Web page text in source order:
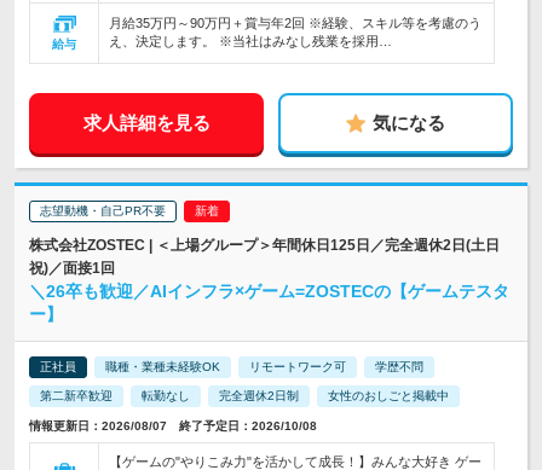
給与
月給35万円～90万円＋賞与年2回 ※経験、スキル等を考慮のう
え、決定します。 ※当社はみなし残業を採用…
求人詳細を見る 気になる
志望動機・自己PR不要
株式会社ZOSTEC | ＜上場グループ＞年間休日125日／完全週休2日(土日
祝)／面接1回
＼26卒も歓迎／AIインフラ×ゲーム=ZOSTECの【ゲームテスタ
ー】
正社員 職種・業種未経験OK リモートワーク可 学歴不問
第二新卒歓迎 転勤なし 完全週休2日制 女性のおしごと掲載中
情報更新日：2026/08/07 終了予定日：2026/10/08
【ゲームの"やりこみ力"を活かして成長！】みんな大好き ゲー